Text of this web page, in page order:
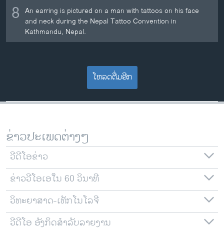
8 An earring is pictured on a man with tattoos on his face
and neck during the Nepal Tattoo Convention in
Kathmandu, Nepal.
ໂຫລດຕື່ມອີກ
ຂ່າວປະເພດຕ່າງໆ
ວີດີໂອຂ່າວ
ຂ່າວວີໂອເອໃນ 60 ວິນາທີ
ວິທະຍາສາດ-ເທັກໂນໂລຈີ
ວີດີໂອ ອັງກິດສຳລັບລາຍງານ